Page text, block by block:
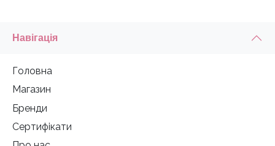
Навігація
Головна
Магазин
Бренди
Сертифікати